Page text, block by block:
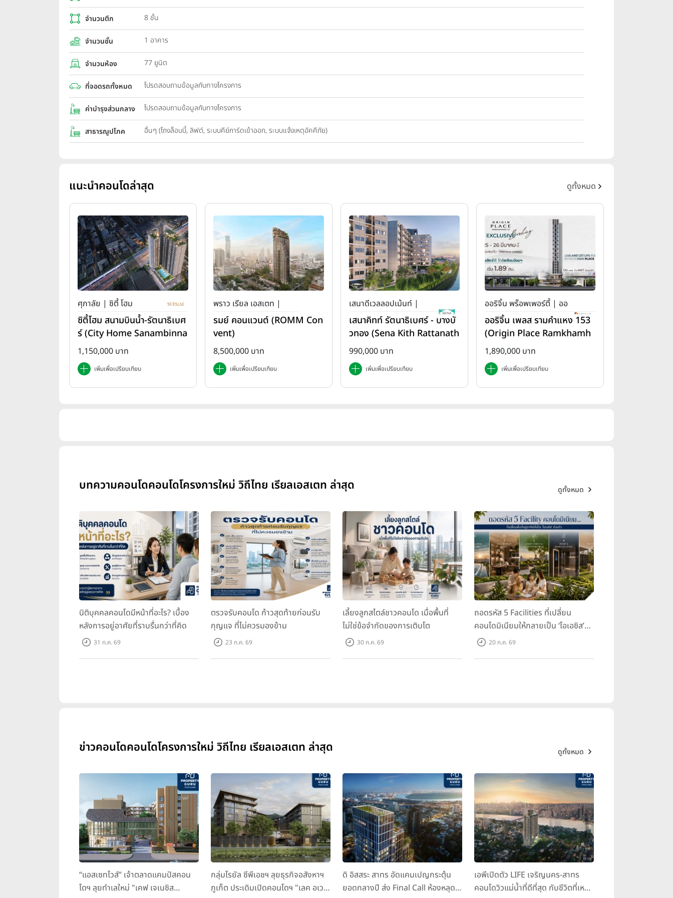
จำนวนตึก 8 ชั้น
จำนวนชั้น 1 อาคาร
จำนวนห้อง 77 ยูนิต
ที่จอดรถทั้งหมด โปรดสอบถามข้อมูลกับทางโครงการ
ค่าบำรุงส่วนกลาง โปรดสอบถามข้อมูลกับทางโครงการ
สาธารณูปโภค อื่นๆ (โถงล็อบบี้, ลิฟต์, ระบบคีย์การ์ดเข้าออก, ระบบแจ้งเหตุอัคคีภัย)
แนะนำคอนโดล่าสุด ดูทั้งหมด
ศุภาลัย | ซิตี้ โฮม
ซิตี้โฮม สนามบินน้ำ-รัตนาธิเบศ
ร์ (City Home Sanambinna
m-Rattanathibet)
1,150,000 บาท
เพิ่มเพื่อเปรียบเทียบ
พราว เรียล เอสเตท |
รมย์ คอนแวนต์ (ROMM Con
vent)
8,500,000 บาท
เพิ่มเพื่อเปรียบเทียบ
เสนาดีเวลลอปเม้นท์ |
เสนา คิทท์
เสนาคิทท์ รัตนาธิเบศร์ - บางบั
วทอง (Sena Kith Rattanath
ibet - Bangbuathong)
990,000 บาท
เพิ่มเพื่อเปรียบเทียบ
ออริจิ้น พร็อพเพอร์ตี้ | ออ
ริจิ้น เพลส
ออริจิ้น เพลส รามคำแหง 153
(Origin Place Ramkhamh
aeng 153)
1,890,000 บาท
เพิ่มเพื่อเปรียบเทียบ
บทความคอนโดคอนโดโครงการใหม่ วิถีไทย เรียลเอสเตท ล่าสุด ดูทั้งหมด
นิติบุคคลคอนโดมีหน้าที่อะไร? เบื้อง
หลังการอยู่อาศัยที่ราบรื่นกว่าที่คิด
31 ก.ค. 69
ตรวจรับคอนโด ก้าวสุดท้ายก่อนรับ
กุญแจ ที่ไม่ควรมองข้าม
23 ก.ค. 69
เลี้ยงลูกสไตล์ชาวคอนโด เมื่อพื้นที่
ไม่ใช่ข้อจำกัดของการเติบโต
30 ก.ค. 69
ถอดรหัส 5 Facilities ที่เปลี่ยน
คอนโดมิเนียมให้กลายเป็น ‘โอเอซิส’
ส่วนตัวกลางเมือง
20 ก.ค. 69
ข่าวคอนโดคอนโดโครงการใหม่ วิถีไทย เรียลเอสเตท ล่าสุด ดูทั้งหมด
“แอสเซทไวส์” เจ้าตลาดแคมปัสคอน
โดฯ ลุยทำเลใหม่ "เคฟ เจเนซิส
กลุ่มโรยัล ซีพีเอชฯ ลุยธุรกิจอสังหาฯ
ภูเก็ต ประเดิมเปิดคอนโดฯ "เลค อเวนิ
ดิ อิสสระ สาทร อัดแคมเปญกระตุ้น
ยอดกลางปี ส่ง Final Call ห้องหลุด
เอพีเปิดตัว LIFE เจริญนคร-สาทร
คอนโดวิวแม่น้ำที่ดีที่สุด กับชีวิตที่เหนือ